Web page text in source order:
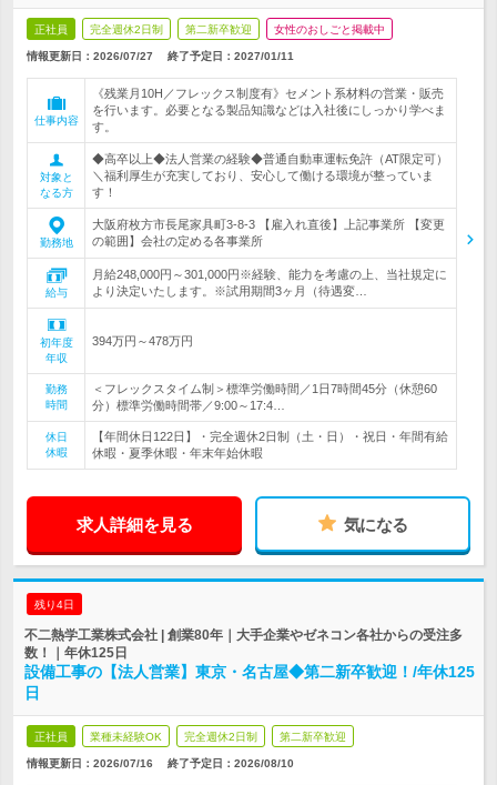
正社員 完全週休2日制 第二新卒歓迎 女性のおしごと掲載中
情報更新日：2026/07/27 終了予定日： 2027/01/11
仕事内容
《残業月10H／フレックス制度有》セメント系材料の営業・販売
を行います。必要となる製品知識などは入社後にしっかり学べま
す。
対象と
なる方
◆高卒以上◆法人営業の経験◆普通自動車運転免許（AT限定可）
＼福利厚生が充実しており、安心して働ける環境が整っていま
す！
勤務地
大阪府枚方市長尾家具町3-8-3 【雇入れ直後】上記事業所 【変更
の範囲】会社の定める各事業所
給与
月給248,000円～301,000円※経験、能力を考慮の上、当社規定に
より決定いたします。※試用期間3ヶ月（待遇変…
初年度
年収
394万円～478万円
勤務
時間
＜フレックスタイム制＞標準労働時間／1日7時間45分（休憩60
分）標準労働時間帯／9:00～17:4…
休日
休暇
【年間休日122日】・完全週休2日制（土・日）・祝日・年間有給
休暇・夏季休暇・年末年始休暇
求人詳細を見る 気になる
残り4日
不二熱学工業株式会社 | 創業80年｜大手企業やゼネコン各社からの受注多
数！｜年休125日
設備工事の【法人営業】東京・名古屋◆第二新卒歓迎！/年休125
日
正社員 業種未経験OK 完全週休2日制 第二新卒歓迎
情報更新日：2026/07/16 終了予定日： 2026/08/10